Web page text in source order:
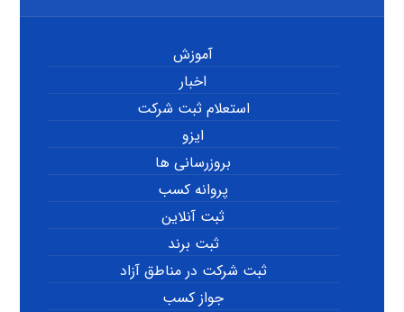
آموزش
اخبار
استعلام ثبت شرکت
ایزو
بروزرسانی ها
پروانه کسب
ثبت آنلاین
ثبت برند
ثبت شرکت در مناطق آزاد
جواز کسب